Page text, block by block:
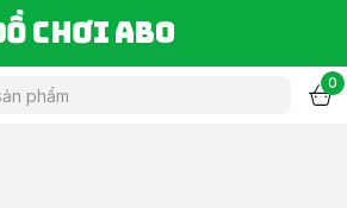
chơi ABO
0